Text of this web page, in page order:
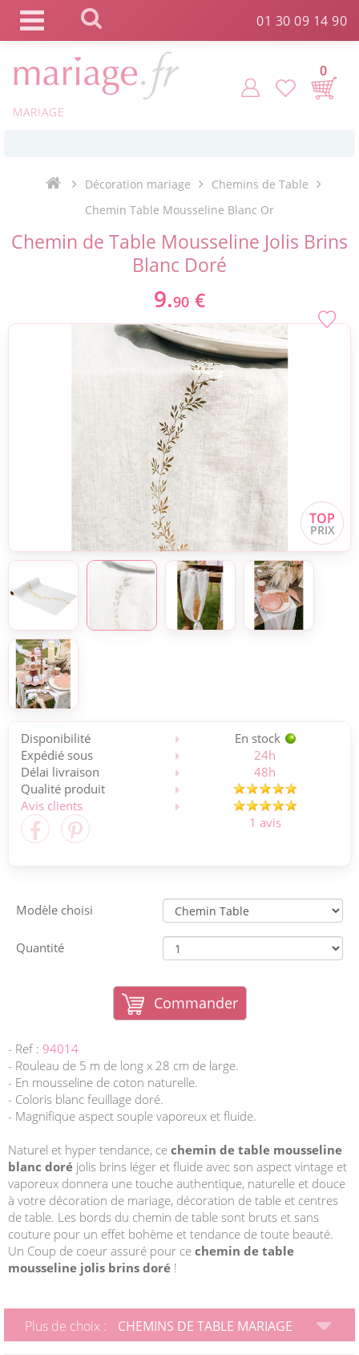
01 30 09 14 90
MARIAGE
0
Livraison point relais gratuit dès 89 € ! *
Payez votre commande en 4X sans frais
Décoration mariage
Chemins de Table
Chemin Table Mousseline Blanc Or
Chemin de Table Mousseline Jolis Brins
Blanc Doré
9.90 €
Disponibilité
En stock
Expédié sous
24h
Délai livraison
48h
Qualité produit
Avis clients
1 avis
Modèle choisi
Quantité
Commander
- Ref : 94014
- Rouleau de 5 m de long x 28 cm de large.
- En mousseline de coton naturelle.
- Coloris blanc feuillage doré.
- Magnifique aspect souple vaporeux et fluide.
Naturel et hyper tendance, ce chemin de table mousseline
blanc doré jolis brins léger et fluide avec son aspect vintage et
vaporeux donnera une touche authentique, naturelle et douce
à votre décoration de mariage, décoration de table et centres
de table. Les bords du chemin de table sont bruts et sans
couture pour un effet bohème et tendance de toute beauté.
Un Coup de coeur assuré pour ce chemin de table
mousseline jolis brins doré !
Plus de choix : CHEMINS DE TABLE MARIAGE
Panneau de gestion des cookies